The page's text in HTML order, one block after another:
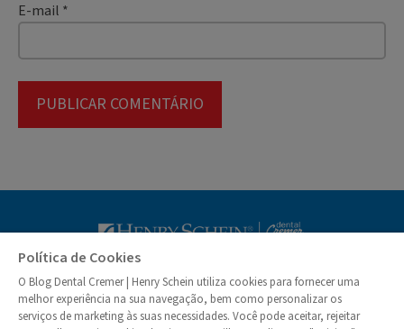
E-mail *
Blog Dental
© Dental Cremer | Henry Schein 2026
Política de Cookies
O Blog Dental Cremer | Henry Schein utiliza cookies para fornecer uma
melhor experiência na sua navegação, bem como personalizar os
serviços de marketing às suas necessidades. Você pode aceitar, rejeitar